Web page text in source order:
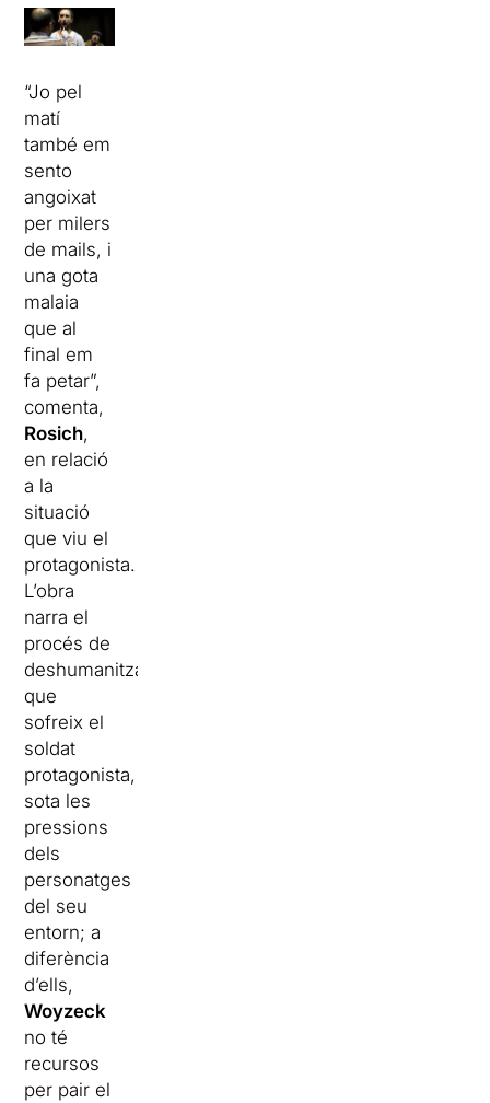
“Jo pel
matí
també em
sento
angoixat
per milers
de mails, i
una gota
malaia
que al
final em
fa petar”,
comenta,
Rosich,
en relació
a la
situació
que viu el
protagonista.
L’obra
narra el
procés de
deshumanització
que
sofreix el
soldat
protagonista,
sota les
pressions
dels
personatges
del seu
entorn; a
diferència
d’ells,
Woyzeck
no té
recursos
per pair el